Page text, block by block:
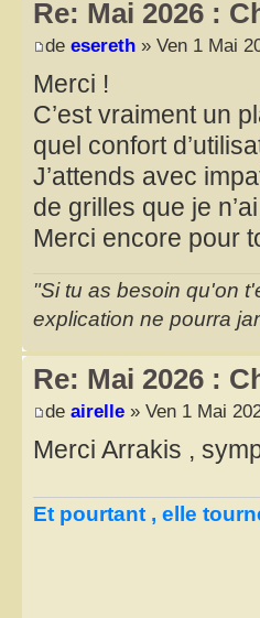
Re: Mai 2026 :
de esereth » Ven 1 Mai
Merci !
C’est vraiment un
quel confort
J’attends avec
de grilles que je
Merci encore pour
"Si tu as besoin qu'on
explication ne pourra
Re: Mai 2026 :
de airelle » Ven 1 Mai
Merci Arrakis ,
Et pourtant , elle